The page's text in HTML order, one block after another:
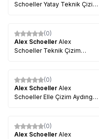
Schoeller Yatay Teknik Çizim
(0)
Alex Schoeller Alex
Schoeller Teknik Çizim
(0)
Alex Schoeller Alex
Schoeller Elle Çizim Aydınger
(0)
Alex Schoeller Alex